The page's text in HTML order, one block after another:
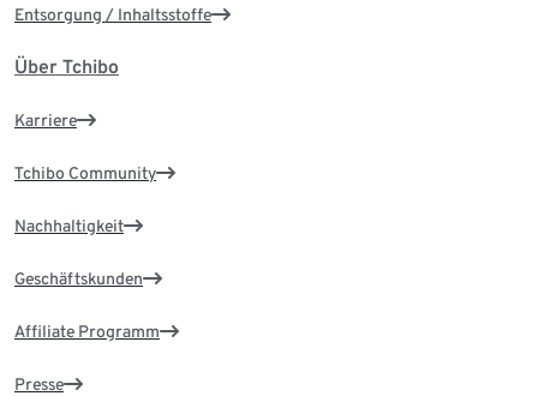
Entsorgung / Inhaltsstoffe
Über Tchibo
Karriere
Tchibo Community
Nachhaltigkeit
Geschäftskunden
Affiliate Programm
Presse